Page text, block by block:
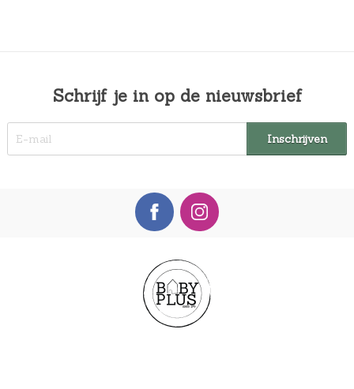
Schrijf je in op de nieuwsbrief